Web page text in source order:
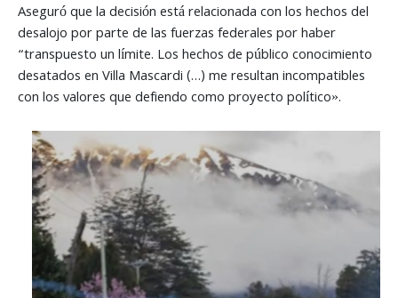
Aseguró que la decisión está relacionada con los hechos del
desalojo por parte de las fuerzas federales por haber
“transpuesto un límite. Los hechos de público conocimiento
desatados en Villa Mascardi (…) me resultan incompatibles
con los valores que defiendo como proyecto político».